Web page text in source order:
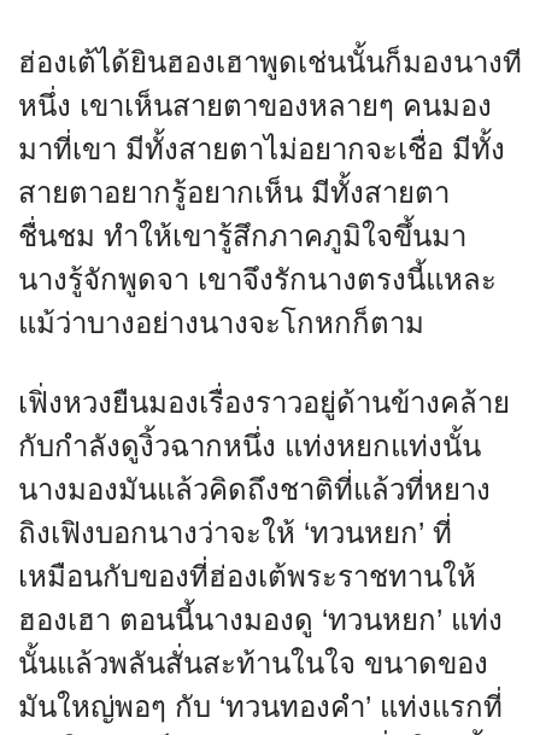
ฮ่องเต้ได้ยินฮองเฮาพูดเช่นนั้นก็มองนางที
หนึ่ง เขาเห็นสายตาของหลายๆ คนมอง
มาที่เขา มีทั้งสายตาไม่อยากจะเชื่อ มีทั้ง
สายตาอยากรู้อยากเห็น มีทั้งสายตา
ชื่นชม ทำให้เขารู้สึกภาคภูมิใจขึ้นมา
นางรู้จักพูดจา เขาจึงรักนางตรงนี้แหละ
แม้ว่าบางอย่างนางจะโกหกก็ตาม
เฟิ่งหวงยืนมองเรื่องราวอยู่ด้านข้างคล้าย
กับกำลังดูงิ้วฉากหนึ่ง แท่งหยกแท่งนั้น
นางมองมันแล้วคิดถึงชาติที่แล้วที่หยาง
ถิงเฟิงบอกนางว่าจะให้ ‘ทวนหยก’ ที่
เหมือนกับของที่ฮ่องเต้พระราชทานให้
ฮองเฮา ตอนนี้นางมองดู ‘ทวนหยก’ แท่ง
นั้นแล้วพลันสั่นสะท้านในใจ ขนาดของ
มันใหญ่พอๆ กับ ‘ทวนทองคำ’ แท่งแรกที่